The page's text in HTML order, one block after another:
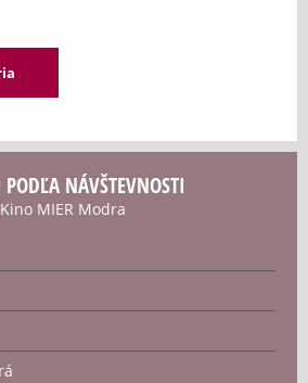
NÁVŠTEVNOSTI
Kino MIER Modra